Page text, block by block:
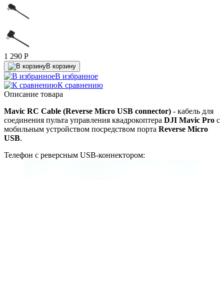
1 290 P
В корзину
В избранное
К сравнению
Описание товара
Mavic RC Cable (Reverse Micro USB connector) - кабель для
соединения пульта управления квадрокоптера DJI Mavic Pro с
мобильным устройством посредством порта Reverse Micro
USB.
Телефон с реверсным USB-коннектором: